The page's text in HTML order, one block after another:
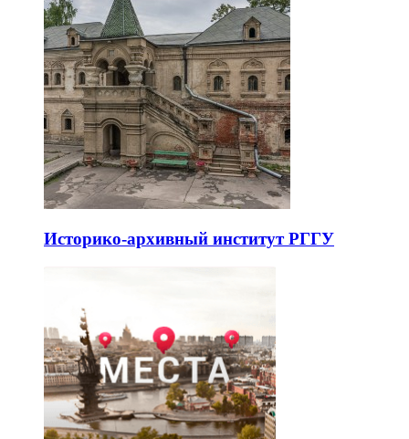
Историко-архивный институт РГГУ